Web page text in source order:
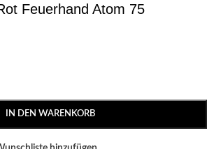
Feuerhand Atom 75
IN DEN WARENKORB